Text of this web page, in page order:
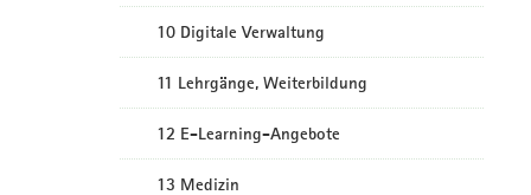
10 Digitale Verwaltung
11 Lehrgänge, Weiterbildung
12 E-Learning-Angebote
13 Medizin